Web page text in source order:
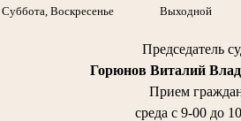
Суббота, Воскресенье
Выходной
Председатель
Горюнов Виталий
Прием
среда с 9-00 до